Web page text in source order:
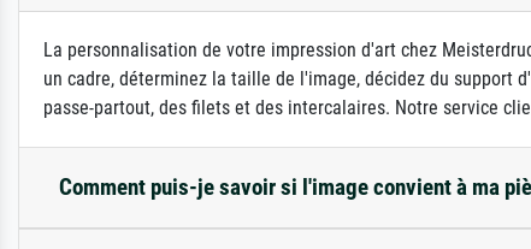
La personnalisation de votre impression d'art chez
un cadre, déterminez la taille de l'image, décidez du support
passe-partout, des filets et des intercalaires. Notre service
Comment puis-je savoir si l'image convient à ma